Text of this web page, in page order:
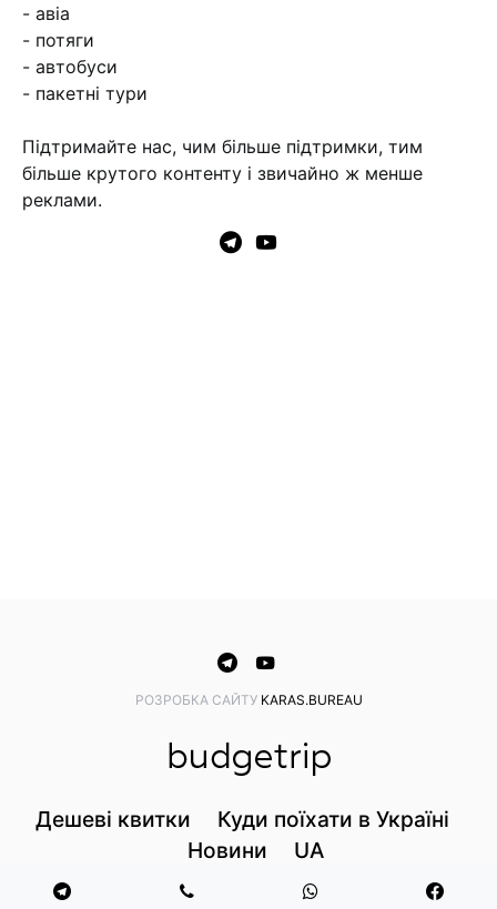
- авіа
- потяги
- автобуси
- пакетні тури
Підтримайте нас, чим більше підтримки, тим
більше крутого контенту і звичайно ж менше
реклами.
PОЗРОБКА САЙТУ KARAS.BUREAU
Дешеві квитки
Куди поїхати в Україні
Новини
UA